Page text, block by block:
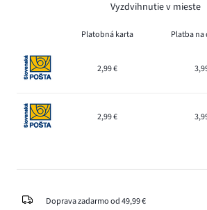
Vyzdvihnutie v mieste
Platobná karta Platba
2,99 €
2,99 €
Doprava zadarmo od 49,99 €